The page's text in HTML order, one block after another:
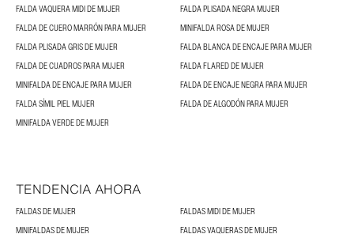
FALDA VAQUERA MIDI DE MUJER
FALDA PLISADA NEGRA MUJER
FALDA DE CUERO MARRÓN PARA MUJER
MINIFALDA ROSA DE MUJER
FALDA PLISADA GRIS DE MUJER
FALDA BLANCA DE ENCAJE PARA MUJER
FALDA DE CUADROS PARA MUJER
FALDA FLARED DE MUJER
MINIFALDA DE ENCAJE PARA MUJER
FALDA DE ENCAJE NEGRA PARA MUJER
FALDA SÍMIL PIEL MUJER
FALDA DE ALGODÓN PARA MUJER
MINIFALDA VERDE DE MUJER
TENDENCIA AHORA
FALDAS DE MUJER
FALDAS MIDI DE MUJER
MINIFALDAS DE MUJER
FALDAS VAQUERAS DE MUJER